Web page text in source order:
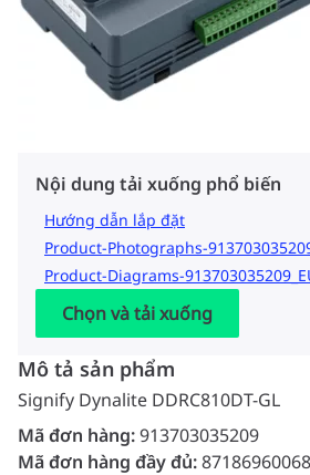
Nội dung tải xuống phổ biến
Hướng dẫn lắp đặt
Product-Photographs-
Product-Diagrams-
Chọn và tải xuống
Mô tả sản phẩm
Signify Dynalite DDRC810DT-GL
Mã đơn hàng:913703035209
Mã đơn hàng đầy đủ: